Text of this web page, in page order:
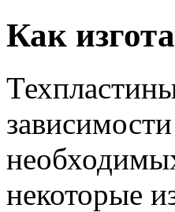
Как
некоторые